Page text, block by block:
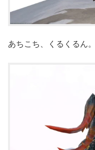
あちこち、くるくるん。